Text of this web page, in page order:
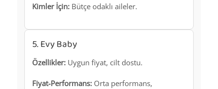
Kimler İçin: Bütçe odaklı aileler.
5. Evy Baby
Özellikler: Uygun fiyat, cilt dostu.
Fiyat-Performans: Orta performans,